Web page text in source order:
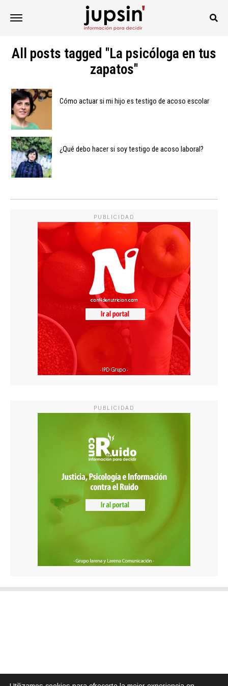
All posts tagged "La psicóloga en tus
zapatos"
Cómo actuar si mi hijo es testigo de acoso escolar
¿Qué debo hacer si soy testigo de acoso laboral?
PUBLICIDAD
PUBLICIDAD